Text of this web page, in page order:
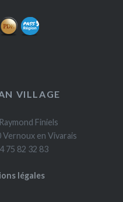
VILLAGE
Finiels
Vernoux en Vivarais
75 82 32 83
légales